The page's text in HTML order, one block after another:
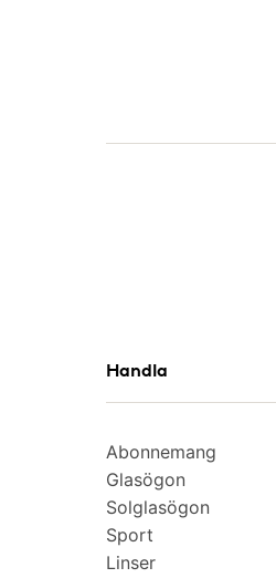
Handla
Abonnemang
Glasögon
Solglasögon
Sport
Linser